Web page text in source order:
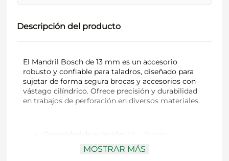
Descripción del producto
El Mandril Bosch de 13 mm es un accesorio
robusto y confiable para taladros, diseñado para
sujetar de forma segura brocas y accesorios con
vástago cilíndrico. Ofrece precisión y durabilidad
en trabajos de perforación en diversos materiales.
Tipo de mandril:Con llave
Rosca de montaje: 1/2"-20 UNF
MOSTRAR MÁS